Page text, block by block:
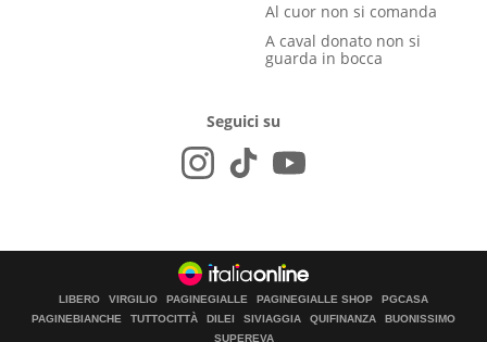
Al cuor non si comanda
A caval donato non si
guarda in bocca
Seguici su
LIBERO VIRGILIO PAGINEGIALLE PAGINEGIALLE SHOP
PGCASA
PAGINEBIANCHE
TUTTOCITTÀ DILEI SIVIAGGIA QUIFINANZA
BUONISSIMO
SUPEREVA